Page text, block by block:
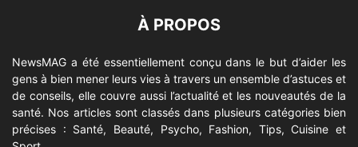
À PROPOS
NewsMAG a été essentiellement conçu dans le but d’aider les
gens à bien mener leurs vies à travers un ensemble d’astuces et
de conseils, elle couvre aussi l’actualité et les nouveautés de la
santé. Nos articles sont classés dans plusieurs catégories bien
précises : Santé, Beauté, Psycho, Fashion, Tips, Cuisine et